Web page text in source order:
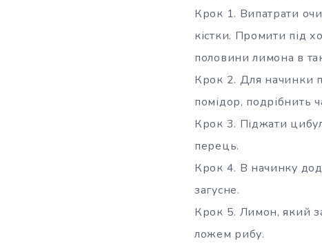
Крок 1. Випатрати
кістки. Промити під
половини лимона в
Крок 2. Для начинки
помідор, подрібнить
Крок 3. Піджати
перець.
Крок 4. В начинку
загусне.
Крок 5. Лимон, який
ложем рибу.